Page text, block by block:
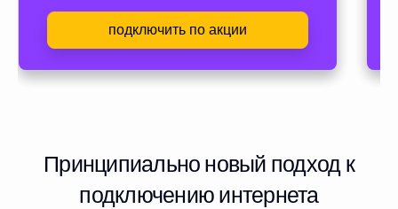
подключить по акции
Принципиально новый подход к
подключению интернета